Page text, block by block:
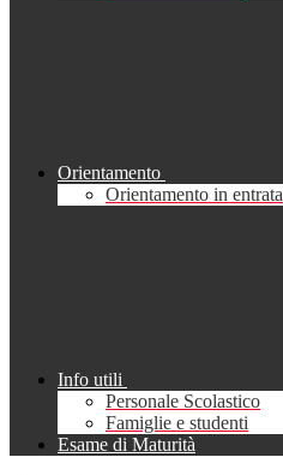
Orientamento
Orientamento in entrata
Info utili
Personale Scolastico
Famiglie e studenti
Esame di Maturità